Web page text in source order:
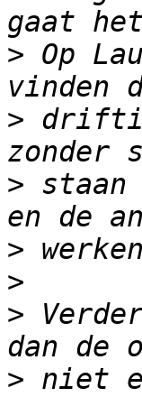
> Op
>
> staan
>
>
>
> niet